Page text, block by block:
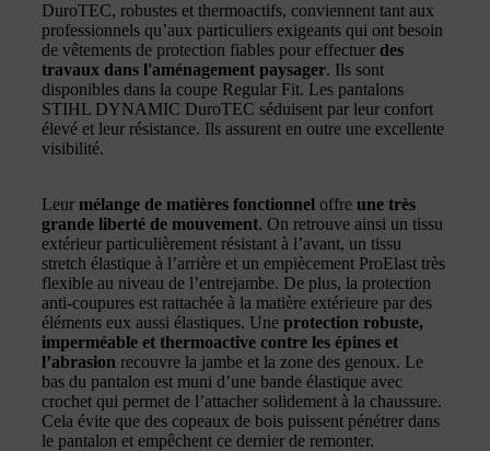
DuroTEC, robustes et thermoactifs, conviennent tant aux
professionnels qu’aux particuliers exigeants qui ont besoin
de vêtements de protection fiables pour effectuer des
travaux dans l'aménagement paysager. Ils sont
disponibles dans la coupe Regular Fit. Les pantalons
STIHL DYNAMIC DuroTEC séduisent par leur confort
élevé et leur résistance. Ils assurent en outre une excellente
visibilité.
Leur mélange de matières fonctionnel offre une très
grande liberté de mouvement. On retrouve ainsi un tissu
extérieur particulièrement résistant à l’avant, un tissu
stretch élastique à l’arrière et un empiècement ProElast très
flexible au niveau de l’entrejambe. De plus, la protection
anti-coupures est rattachée à la matière extérieure par des
éléments eux aussi élastiques. Une protection robuste,
imperméable et thermoactive contre les épines et
l’abrasion recouvre la jambe et la zone des genoux. Le
bas du pantalon est muni d’une bande élastique avec
crochet qui permet de l’attacher solidement à la chaussure.
Cela évite que des copeaux de bois puissent pénétrer dans
le pantalon et empêchent ce dernier de remonter.